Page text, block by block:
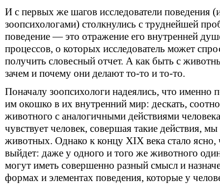
И с первых же шагов исследователи поведения
зоопсихологами) столкнулись с труднейшей
поведение — это отражение его внутренней
процессов, о которых исследователь может
получить словесный отчет. А как быть с
зачем и почему они делают то-то и то-то.
Поначалу зоопсихологи надеялись, что именно
им окошко в их внутренний мир: дескать,
животного с аналогичными действиями
чувствует человек, совершая такие действия,
животных. Однако к концу XIX века стало ясно,
выйдет: даже у одного и того же животного
могут иметь совершенно разный смысл и
формах и элементах поведения, которые у